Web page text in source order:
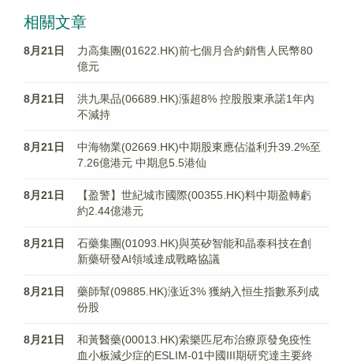
相關文章
8月21日
力高集團(01622.HK)前七個月合約銷售人民幣80
億元
8月21日
洪九果品(06689.HK)漲超8% 控股股東承諾1年內
不減持
8月21日
中海物業(02669.HK)中期股東應佔溢利升39.2%至
7.26億港元 中期息5.5港仙
8月21日
【盈警】世紀城市國際(00355.HK)料中期盈轉虧
約2.44億港元
8月21日
石藥集團(01093.HK)與英矽智能和晶泰科技在創
新藥研發AI領域達成戰略協議
8月21日
藥師幫(09885.HK)涨近3% 獲納入恒生指數系列成
份股
8月21日
和黃醫藥(00013.HK)索樂匹尼布治療原發免疫性
血小板減少症的ESLIM-01中國III期研究達主要終